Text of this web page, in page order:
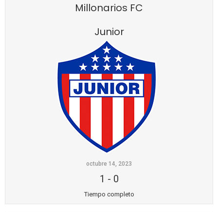
Millonarios FC
Junior
octubre 14, 2023
1 - 0
Tiempo completo